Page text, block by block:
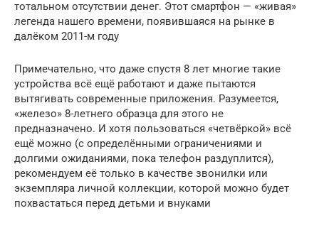
тотальном отсутствии денег. Этот смартфон — «живая»
легенда нашего времени, появившаяся на рынке в
далёком 2011-м году
Примечательно, что даже спустя 8 лет многие такие
устройства всё ещё работают и даже пытаются
вытягивать современные приложения. Разумеется,
«железо» 8-летнего образца для этого не
предназначено. И хотя пользоваться «четвёркой» всё
ещё можно (с определёнными ограничениями и
долгими ожиданиями, пока телефон раздуплится),
рекомендуем её только в качестве звонилки или
экземпляра личной коллекции, которой можно будет
похвастаться перед детьми и внуками